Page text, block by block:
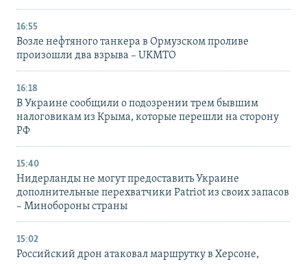
16:55
Возле нефтяного танкера в Ормузском проливе
произошли два взрыва – UKMTO
16:18
В Украине сообщили о подозрении трем бывшим
налоговикам из Крыма, которые перешли на сторону
РФ
15:40
Нидерланды не могут предоставить Украине
дополнительные перехватчики Patriot из своих запасов
– Минобороны страны
15:02
Российский дрон атаковал маршрутку в Херсоне,